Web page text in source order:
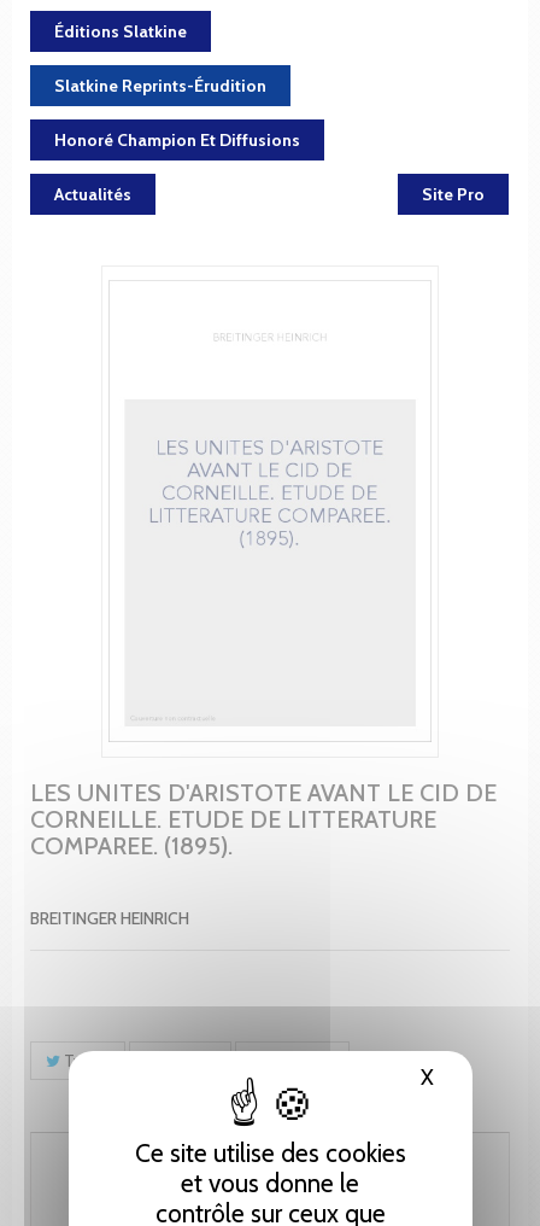
Ce site utilise des cookies
et vous donne le
contrôle sur ceux que
XMasquer
Éditions Slatkine
Slatkine Reprints-Érudition
Honoré Champion Et Diffusions
Actualités Site Pro
LES UNITES D'ARISTOTE AVANT LE CID DE
CORNEILLE. ETUDE DE LITTERATURE
COMPAREE. (1895).
BREITINGER HEINRICH
Tweet
25.65 CHF